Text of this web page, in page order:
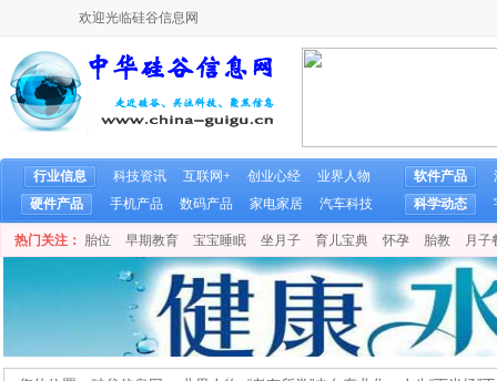
欢迎光临硅谷信息网
行业信息 科技资讯 互联网+ 创业心经
业界人物
硬件产品
手机产品 数码产品 家电家居 汽车科技
软件产品
科学动态
热门关注： 胎位 早期教育 宝宝睡眠 坐月子 育儿宝典 怀孕 胎教 月子